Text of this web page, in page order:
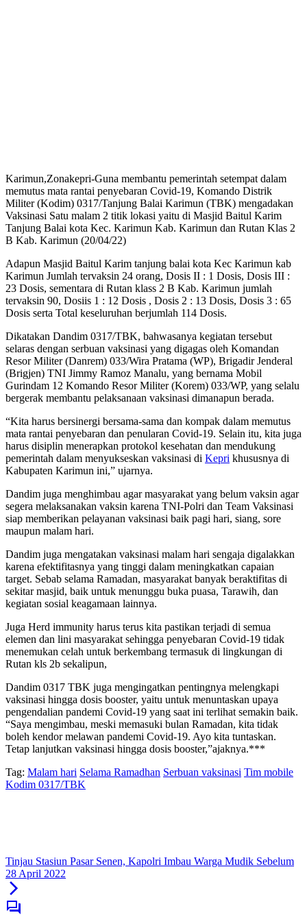
Karimun,Zonakepri-Guna membantu pemerintah setempat dalam
memutus mata rantai penyebaran Covid-19, Komando Distrik
Militer (Kodim) 0317/Tanjung Balai Karimun (TBK) mengadakan
Vaksinasi Satu malam 2 titik lokasi yaitu di Masjid Baitul Karim
Tanjung Balai kota Kec. Karimun Kab. Karimun dan Rutan Klas 2
B Kab. Karimun (20/04/22)
Adapun Masjid Baitul Karim tanjung balai kota Kec Karimun kab
Karimun Jumlah tervaksin 24 orang, Dosis II : 1 Dosis, Dosis III :
23 Dosis, sementara di Rutan klass 2 B Kab. Karimun jumlah
tervaksin 90, Dosiis 1 : 12 Dosis , Dosis 2 : 13 Dosis, Dosis 3 : 65
Dosis serta Total keseluruhan berjumlah 114 Dosis.
Dikatakan Dandim 0317/TBK, bahwasanya kegiatan tersebut
selaras dengan serbuan vaksinasi yang digagas oleh Komandan
Resor Militer (Danrem) 033/Wira Pratama (WP), Brigadir Jenderal
(Brigjen) TNI Jimmy Ramoz Manalu, yang bernama Mobil
Gurindam 12 Komando Resor Militer (Korem) 033/WP, yang selalu
bergerak membantu pelaksanaan vaksinasi dimanapun berada.
“Kita harus bersinergi bersama-sama dan kompak dalam memutus
mata rantai penyebaran dan penularan Covid-19. Selain itu, kita juga
harus disiplin menerapkan protokol kesehatan dan mendukung
pemerintah dalam menyukseskan vaksinasi di Kepri khususnya di
Kabupaten Karimun ini,” ujarnya.
Dandim juga menghimbau agar masyarakat yang belum vaksin agar
segera melaksanakan vaksin karena TNI-Polri dan Team Vaksinasi
siap memberikan pelayanan vaksinasi baik pagi hari, siang, sore
maupun malam hari.
Dandim juga mengatakan vaksinasi malam hari sengaja digalakkan
karena efektifitasnya yang tinggi dalam meningkatkan capaian
target. Sebab selama Ramadan, masyarakat banyak beraktifitas di
sekitar masjid, baik untuk menunggu buka puasa, Tarawih, dan
kegiatan sosial keagamaan lainnya.
Juga Herd immunity harus terus kita pastikan terjadi di semua
elemen dan lini masyarakat sehingga penyebaran Covid-19 tidak
menemukan celah untuk berkembang termasuk di lingkungan di
Rutan kls 2b sekalipun,
Dandim 0317 TBK juga mengingatkan pentingnya melengkapi
vaksinasi hingga dosis booster, yaitu untuk menuntaskan upaya
pengendalian pandemi Covid-19 yang saat ini terlihat semakin baik.
“Saya mengimbau, meski memasuki bulan Ramadan, kita tidak
boleh kendor melawan pandemi Covid-19. Ayo kita tuntaskan.
Tetap lanjutkan vaksinasi hingga dosis booster,”ajaknya.***
Tag: Malam hari Selama Ramadhan Serbuan vaksinasi Tim mobile
Kodim 0317/TBK
Tinjau Stasiun Pasar Senen, Kapolri Imbau Warga Mudik Sebelum
28 April 2022